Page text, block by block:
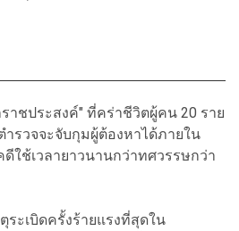
ราชประสงค์" ที่คร่าชีวิตผู้คน 20 ราย
ำรวจจะจับกุมผู้ต้องหาได้ภายใน
ดีใช้เวลายาวนานกว่าทศวรรษกว่า
ระเบิดครั้งร้ายแรงที่สุดใน